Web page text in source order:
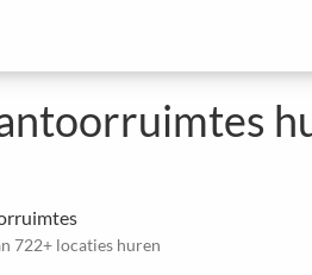
722+ locaties huren